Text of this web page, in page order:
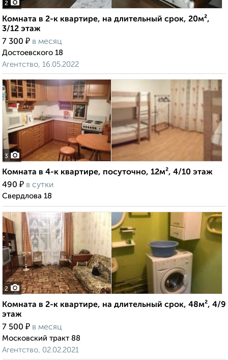
2
Комната в 2-к квартире, на длительный срок, 20м²,
3/12 этаж
7 300 ₽ в месяц
Достоевского 18
Агентство, 16.05.2022
3
Комната в 4-к квартире, посуточно, 12м², 4/10 этаж
490 ₽ в сутки
Свердлова 18
2
Комната в 2-к квартире, на длительный срок, 48м², 4/9
этаж
7 500 ₽ в месяц
Московский тракт 88
Агентство, 02.02.2021